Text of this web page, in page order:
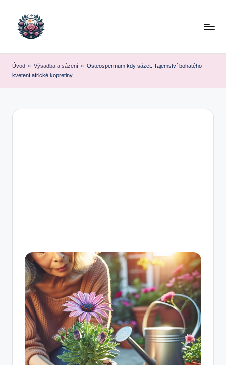
Úvod » Výsadba a sázení » Osteospermum kdy sázet: Tajemství bohatého
kvetení africké kopretiny